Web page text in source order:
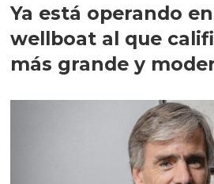
Ya está operando
wellboat al que
más grande y